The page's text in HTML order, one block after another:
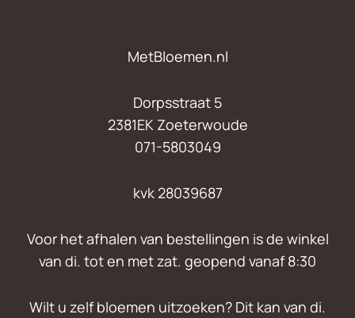
MetBloemen.nl
Dorpsstraat 5
2381EK Zoeterwoude
071-5803049
kvk 28039687
Voor het afhalen van bestellingen is de winkel
van di. tot en met zat. geopend vanaf 8:30
Wilt u zelf bloemen uitzoeken? Dit kan van di.